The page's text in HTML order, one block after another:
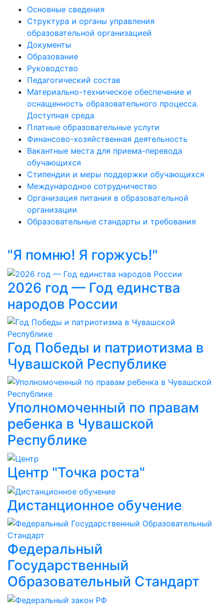
Основные сведения
Структура и органы управления
образовательной организацией
Документы
Образование
Руководство
Педагогический состав
Материально-техническое обеспечение и
оснащенность образовательного процесса.
Доступная среда
Платные образовательные услуги
Финансово-хозяйственная деятельность
Вакантные места для приема-перевода
обучающихся
Стипендии и меры поддержки обучающихся
Международное сотрудничество
Организация питания в образовательной
организации
Образовательные стандарты и требования
"Я помню! Я горжусь!"
2026 год — Год единства
народов России
Год Победы и патриотизма в
Чувашской Республике
Уполномоченный по правам
ребенка в Чувашской
Республике
Центр "Точка роста"
Дистанционное обучение
Федеральный
Государственный
Образовательный Стандарт